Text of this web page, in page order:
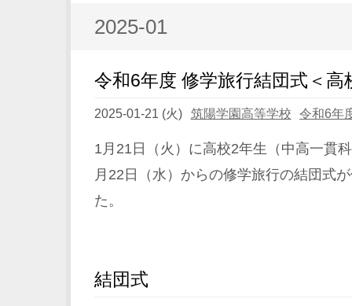
2025-01
令和6年度 修学旅行結団式＜高
2025-01-21 (火) 筑陽学園高等学校 令和6年
1月21日（火）に高校2年生（中高一貫
月22日（水）からの修学旅行の結団式
た。
結団式